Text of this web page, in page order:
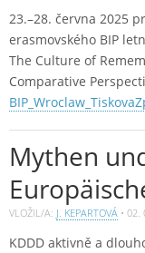
23.–28. června 2025
erasmovského BIP
The Culture of
Comparative
Mythen
VLOŽIL/A: J. KEPARTOVÁ • 02.
KDDD aktivně a